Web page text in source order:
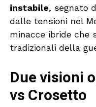
instabile, segnato
dalle tensioni nel
minacce ibride che
tradizionali della
Due visioni
vs Crosetto